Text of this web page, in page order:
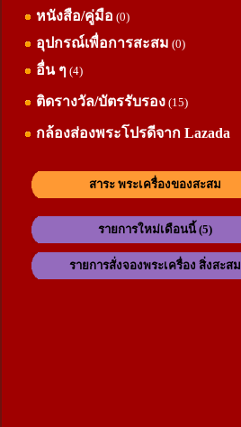
หนังสือ/คู่มือ (0)
อุปกรณ์เพื่อการสะสม (0)
อื่น ๆ (4)
ติดรางวัล/บัตรรับรอง (15)
กล้องส่องพระโปรดีจาก Lazada
สาระ พระเครื่องของสะสม
รายการใหม่เดือนนี้ (5)
รายการสั่งจองพระเครื่อง สิ่งสะสม